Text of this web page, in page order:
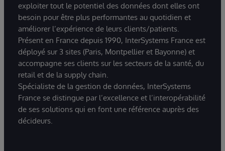
exploiter tout le potentiel des données dont elles ont
besoin pour être plus performantes au quotidien et
améliorer l’expérience de leurs clients/patients.
Présent en France depuis 1990, InterSystems France est
déployé sur 3 sites (Paris, Montpellier et Bayonne) et
accompagne ses clients sur les secteurs de la santé, du
retail et de la supply chain.
Spécialiste de la gestion de données, InterSystems
France se distingue par l’excellence et l’interopérabilité
de ses solutions qui en font une référence auprès des
décideurs.